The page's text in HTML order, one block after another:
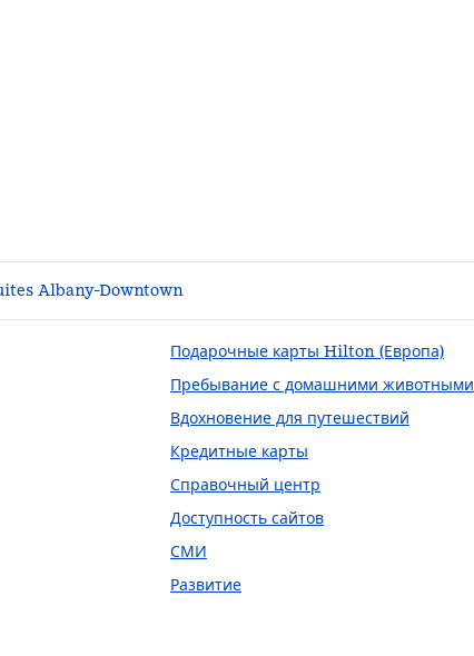
Albany-Downtown
Подарочные карты Hilton (Европа)
Пребывание с домашними животными
Вдохновение для путешествий
Кредитные карты
Справочный центр
Доступность сайтов
СМИ
Развитие